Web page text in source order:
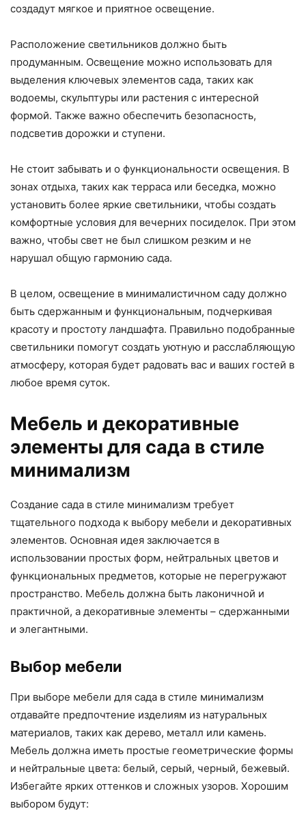
создадут мягкое и приятное освещение.
Расположение светильников должно быть
продуманным. Освещение можно использовать для
выделения ключевых элементов сада, таких как
водоемы, скульптуры или растения с интересной
формой. Также важно обеспечить безопасность,
подсветив дорожки и ступени.
Не стоит забывать и о функциональности освещения. В
зонах отдыха, таких как терраса или беседка, можно
установить более яркие светильники, чтобы создать
комфортные условия для вечерних посиделок. При этом
важно, чтобы свет не был слишком резким и не
нарушал общую гармонию сада.
В целом, освещение в минималистичном саду должно
быть сдержанным и функциональным, подчеркивая
красоту и простоту ландшафта. Правильно подобранные
светильники помогут создать уютную и расслабляющую
атмосферу, которая будет радовать вас и ваших гостей в
любое время суток.
Мебель и декоративные
элементы для сада в стиле
минимализм
Создание сада в стиле минимализм требует
тщательного подхода к выбору мебели и декоративных
элементов. Основная идея заключается в
использовании простых форм, нейтральных цветов и
функциональных предметов, которые не перегружают
пространство. Мебель должна быть лаконичной и
практичной, а декоративные элементы – сдержанными
и элегантными.
Выбор мебели
При выборе мебели для сада в стиле минимализм
отдавайте предпочтение изделиям из натуральных
материалов, таких как дерево, металл или камень.
Мебель должна иметь простые геометрические формы
и нейтральные цвета: белый, серый, черный, бежевый.
Избегайте ярких оттенков и сложных узоров. Хорошим
выбором будут: